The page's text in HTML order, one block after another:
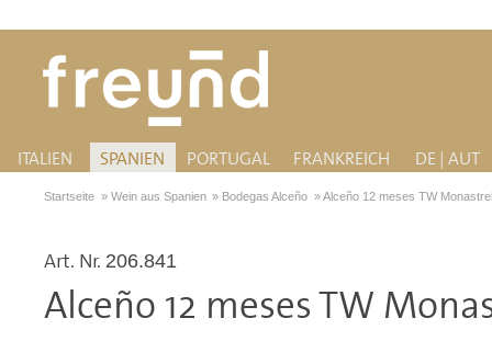
ITALIEN SPANIEN PORTUGAL FRANKREICH DE | AUT
Startseite » Wein aus Spanien » Bodegas Alceño »Alceño 12 meses TW
Art. Nr. 206.841
Alceño 12 meses TW